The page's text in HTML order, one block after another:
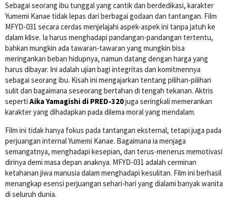
Sebagai seorang ibu tunggal yang cantik dan berdedikasi, karakter
Yumemi Kanae tidak lepas dari berbagai godaan dan tantangan. Film
MFYD-031 secara cerdas menjelajahi aspek-aspek ini tanpa jatuh ke
dalam klise. Ia harus menghadapi pandangan-pandangan tertentu,
bahkan mungkin ada tawaran-tawaran yang mungkin bisa
meringankan beban hidupnya, namun datang dengan harga yang
harus dibayar. Ini adalah ujian bagi integritas dan komitmennya
sebagai seorang ibu. Kisah ini mengajarkan tentang pilihan-pilihan
sulit dan bagaimana seseorang bertahan di tengah tekanan. Aktris
seperti Aika Yamagishi di PRED-320juga seringkali memerankan
karakter yang dihadapkan pada dilema moral yang mendalam.
Film ini tidak hanya fokus pada tantangan eksternal, tetapi juga pada
perjuangan internal Yumemi Kanae. Bagaimana ia menjaga
semangatnya, menghadapi kesepian, dan terus-menerus memotivasi
dirinya demi masa depan anaknya. MFYD-031 adalah cerminan
ketahanan jiwa manusia dalam menghadapi kesulitan. Film ini berhasil
menangkap esensi perjuangan sehari-hari yang dialami banyak wanita
di seluruh dunia.